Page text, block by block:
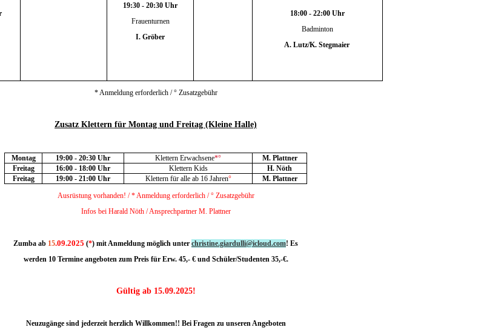
19:30 - 20:30 Uhr
Frauenturnen
I. Gröber
18:00 - 22:00 Uhr
Badminton
A. Lutz/K. Stegmaier
* Anmeldung erforderlich / ° Zusatzgebühr
Zusatz Klettern für Montag und Freitag (Kleine Halle)
Montag 19:00 - 20:30 Uhr Klettern Erwachsene*°
M. Plattner
Freitag
16:00 - 18:00 Uhr Klettern Kids
H. Nöth
Freitag
19:00 - 21:00 Uhr Klettern für alle ab 16 Jahren°
M. Plattner
Ausrüstung vorhanden! / * Anmeldung erforderlich / ° Zusatzgebühr
Infos bei Harald Nöth / Ansprechpartner M. Plattner
Zumba ab 15.09.2025 (*) mit Anmeldung möglich unter christine.giardulli@icloud.com! Es
werden 10 Termine angeboten zum Preis für Erw. 45,- € und Schüler/Studenten 35,-€.
Gültig ab 15.09.2025!
Neuzugänge sind jederzeit herzlich Willkommen!! Bei Fragen zu unseren Angeboten